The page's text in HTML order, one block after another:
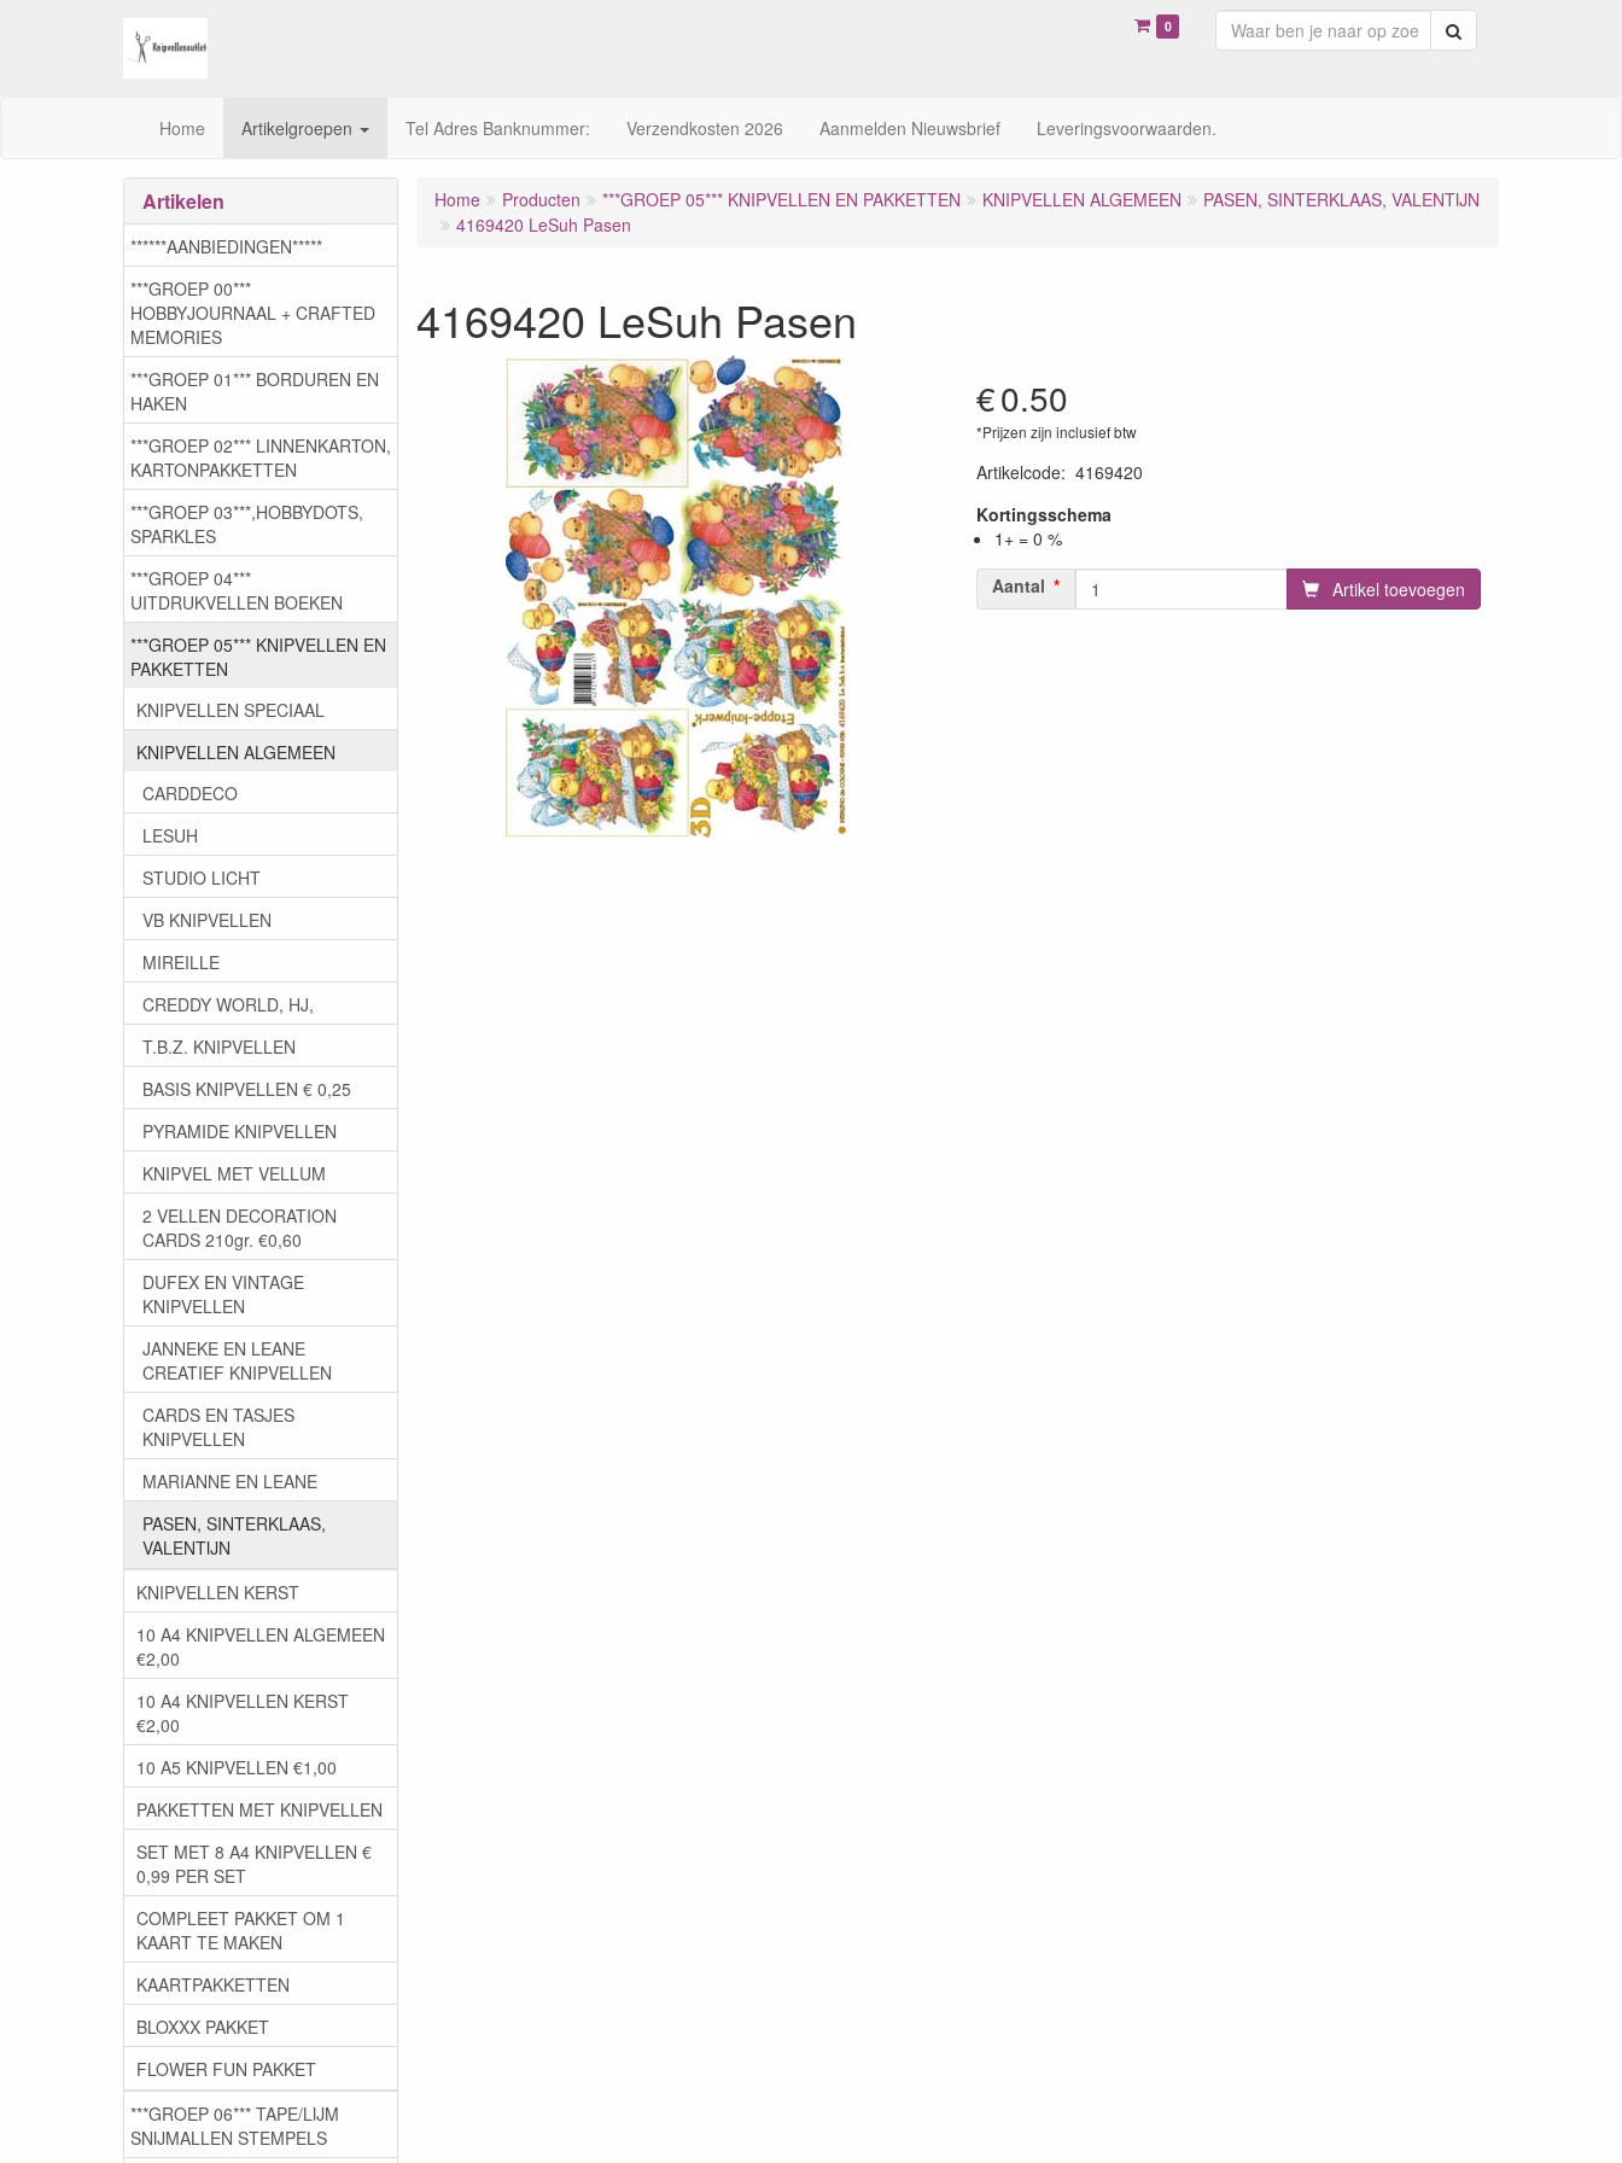
0
Home Artikelgroepen Tel Adres Banknummer: Verzendkosten 2026 Aanmelden Nieuwsbrief Leveringsvoorwaarden.
Home Producten ***GROEP 05*** KNIPVELLEN EN PAKKETTEN KNIPVELLEN ALGEMEEN
PASEN, SINTERKLAAS, VALENTIJN
4169420 LeSuh Pasen
4169420 LeSuh Pasen
€0.50
*Prijzen zijn inclusief btw
Artikelcode: 4169420
Kortingsschema
1+ = 0 %
Aantal
Artikel toevoegen
Artikelen
******AANBIEDINGEN*****
***GROEP 00***
HOBBYJOURNAAL + CRAFTED
MEMORIES
***GROEP 01*** BORDUREN EN
HAKEN
***GROEP 02*** LINNENKARTON,
KARTONPAKKETTEN
***GROEP 03***,HOBBYDOTS,
SPARKLES
***GROEP 04***
UITDRUKVELLEN BOEKEN
***GROEP 05*** KNIPVELLEN EN
PAKKETTEN
KNIPVELLEN SPECIAAL
KNIPVELLEN ALGEMEEN
CARDDECO
LESUH
STUDIO LICHT
VB KNIPVELLEN
MIREILLE
CREDDY WORLD, HJ,
T.B.Z. KNIPVELLEN
BASIS KNIPVELLEN € 0,25
PYRAMIDE KNIPVELLEN
KNIPVEL MET VELLUM
2 VELLEN DECORATION
CARDS 210gr. €0,60
DUFEX EN VINTAGE
KNIPVELLEN
JANNEKE EN LEANE
CREATIEF KNIPVELLEN
CARDS EN TASJES
KNIPVELLEN
MARIANNE EN LEANE
PASEN, SINTERKLAAS,
VALENTIJN
KNIPVELLEN KERST
10 A4 KNIPVELLEN ALGEMEEN
€2,00
10 A4 KNIPVELLEN KERST
€2,00
10 A5 KNIPVELLEN €1,00
PAKKETTEN MET KNIPVELLEN
SET MET 8 A4 KNIPVELLEN €
0,99 PER SET
COMPLEET PAKKET OM 1
KAART TE MAKEN
KAARTPAKKETTEN
BLOXXX PAKKET
FLOWER FUN PAKKET
***GROEP 06*** TAPE/LIJM
SNIJMALLEN STEMPELS